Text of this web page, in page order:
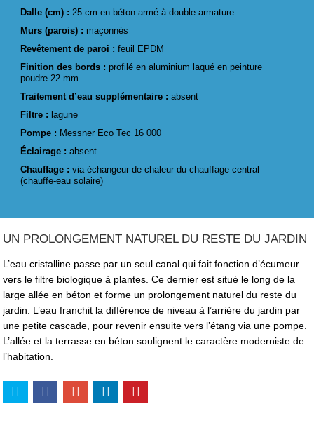
Dalle (cm) : 25 cm en béton armé à double armature
Murs (parois) : maçonnés
Revêtement de paroi : feuil EPDM
Finition des bords :profilé en aluminium laqué en peinture
poudre 22 mm
Traitement d’eau supplémentaire : absent
Filtre : lagune
Pompe : Messner Eco Tec 16 000
Éclairage :absent
Chauffage : via échangeur de chaleur du chauffage central
(chauffe-eau solaire)
UN PROLONGEMENT NATUREL DU RESTE DU JARDIN
L’eau cristalline passe par un seul canal qui fait fonction d’écumeur
vers le filtre biologique à plantes. Ce dernier est situé le long de la
large allée en béton et forme un prolongement naturel du reste du
jardin. L’eau franchit la différence de niveau à l’arrière du jardin par
une petite cascade, pour revenir ensuite vers l’étang via une pompe.
L’allée et la terrasse en béton soulignent le caractère moderniste de
l’habitation.